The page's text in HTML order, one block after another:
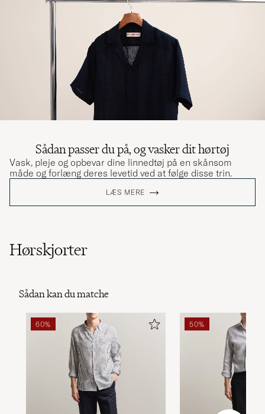
Sådan passer du på, og vasker dit hørtøj
Vask, pleje og opbevar dine linnedtøj på en skånsom
måde og forlæng deres levetid ved at følge disse trin.
LÆS MERE
Hørskjorter
Sådan kan du matche
60% 50%